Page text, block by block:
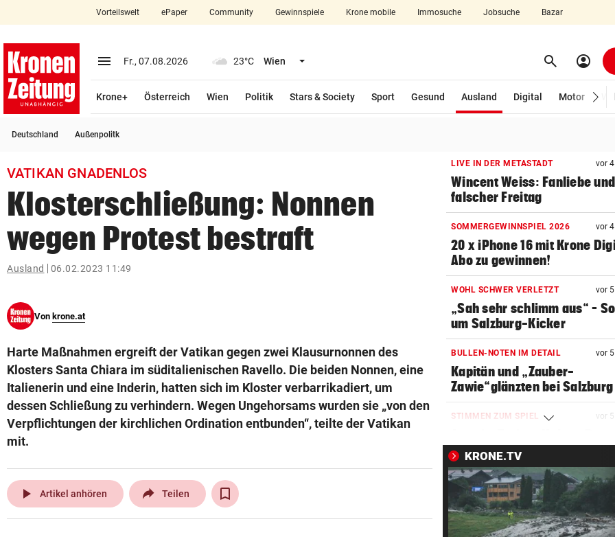
closeSchließen
account_circle Anmelden
arrow_right
bookmark
search
Suchbegriff
eingeben
© Krone Multimedia GmbH & Co KG 2026
Vorteilswelt ePaper Community Gewinnspiele Krone mobile Immosuche Jobsuche Bazar
menu Menü aufklappen
Fr., 07.08.2026 23°C Wien Menü aufklappen search Suchen
account_circle
Krone+ Österreich Wien Politik Stars & Society Sport Gesund Ausland
Digital
Motor
Deutschland Außenpolitk
VATIKAN GNADENLOS
Klosterschließung: Nonnen
wegen Protest bestraft
Ausland 06.02.2023 11:49
Von krone.at
Harte Maßnahmen ergreift der Vatikan gegen zwei Klausurnonnen des
Klosters Santa Chiara im süditalienischen Ravello. Die beiden Nonnen, eine
Italienerin und eine Inderin, hatten sich im Kloster verbarrikadiert, um
dessen Schließung zu verhindern. Wegen Ungehorsams wurden sie „von den
Verpflichtungen der kirchlichen Ordination entbunden“, teilte der Vatikan
mit.
play_arrow Artikel anhören Teilen
LIVE IN DER METASTADT vor
Wincent Weiss: Fanliebe
falscher Freitag
SOMMERGEWINNSPIEL 2026 vor
20 x iPhone 16 mit Krone
Abo zu gewinnen!
WOHL SCHWER VERLETZT vor
„Sah sehr schlimm aus“ –
um Salzburg-Kicker
BULLEN-NOTEN IM DETAIL vor
Kapitän und „Zauber-
Zawie“glänzten bei Salzburg
STIMMEN ZUM SPIEL vor
uns besser!“
KUNDENDATEN BETROFFEN vor 6
Cyberangriff auf Wiener
Schmuckhändler Frey Wille
KRONE.TV